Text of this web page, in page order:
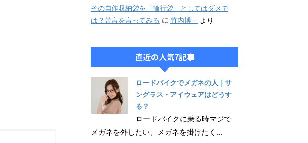
その自作収納袋を「輪行袋」としてはダメで
は？苦言を言ってみる に 竹内博一 より
直近の人気7記事
ロードバイクでメガネの人｜サ
ングラス・アイウェアはどうす
る？
ロードバイクに乗る時マジで
メガネを外したい、メガネを掛けたく...